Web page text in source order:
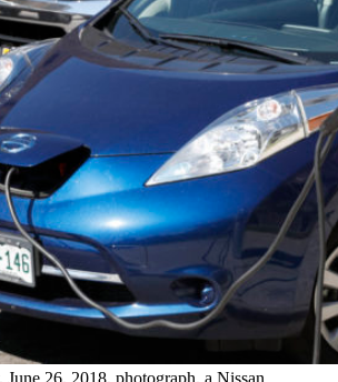
June 26, 2018, photograph, a Nissan